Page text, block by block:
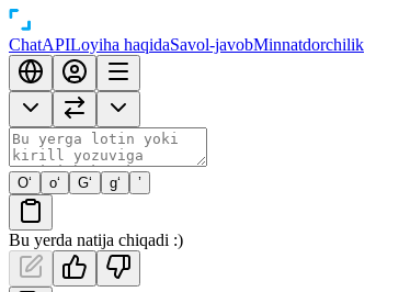
ChatAPILoyiha haqidaSavol-javobMinnatdorchilik
O‘ o‘ G‘ g‘ ’
Bu yerda natija chiqadi :)